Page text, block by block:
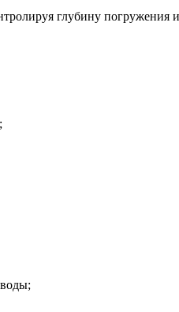
глубину погружения